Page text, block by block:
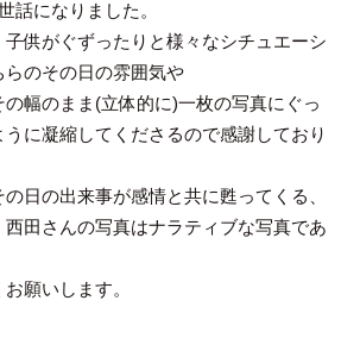
話になりました。
供がぐずったりと様々なシチュエーシ
らのその日の雰囲気や
幅のまま(立体的に)一枚の写真にぐっ
に凝縮してくださるので感謝しており
日の出来事が感情と共に甦ってくる、
田さんの写真はナラティブな写真であ
願いします。